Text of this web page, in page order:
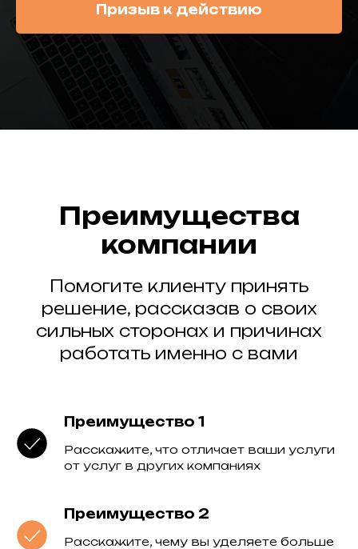
Призыв к действию
Преимущества
компании
Помогите клиенту принять
решение, рассказав о своих
сильных сторонах и причинах
работать именно с вами
Преимущество 1
Расскажите, что отличает ваши услуги
от услуг в других компаниях
Преимущество 2
Расскажите, чему вы уделяете больше